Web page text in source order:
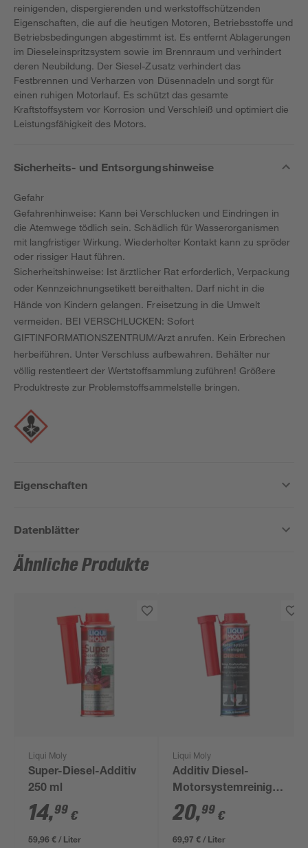
reinigenden, dispergierenden und werkstoffschützenden
Eigenschaften, die auf die heutigen Motoren, Betriebsstoffe und
Betriebsbedingungen abgestimmt ist. Es entfernt Ablagerungen
im Dieseleinspritzsystem sowie im Brennraum und verhindert
deren Neubildung. Der Siesel-Zusatz verhindert das
Festbrennen und Verharzen von Düsennadeln und sorgt für
einen ruhigen Motorlauf. Es schützt das gesamte
Kraftstoffsystem vor Korrosion und Verschleiß und optimiert die
Leistungsfähigkeit des Motors.
Sicherheits- und Entsorgungshinweise
Gefahr
Gefahrenhinweise: Kann bei Verschlucken und Eindringen in
die Atemwege tödlich sein. Schädlich für Wasserorganismen
mit langfristiger Wirkung. Wiederholter Kontakt kann zu spröder
oder rissiger Haut führen.
Sicherheitshinweise: Ist ärztlicher Rat erforderlich, Verpackung
oder Kennzeichnungsetikett bereithalten. Darf nicht in die
Hände von Kindern gelangen. Freisetzung in die Umwelt
vermeiden. BEI VERSCHLUCKEN: Sofort
GIFTINFORMATIONSZENTRUM/Arzt anrufen. Kein Erbrechen
herbeiführen. Unter Verschluss aufbewahren. Behälter nur
völlig restentleert der Wertstoffsammlung zuführen! Größere
Produktreste zur Problemstoffsammelstelle bringen.
Eigenschaften
Datenblätter
Ähnliche Produkte
Liqui Moly
Super-Diesel-Additiv
250 ml
14,99 €
59,96 € / Liter
Liqui Moly
Additiv Diesel-
Motorsystemreiniger
300 ml
20,99 €
69,97 € / Liter